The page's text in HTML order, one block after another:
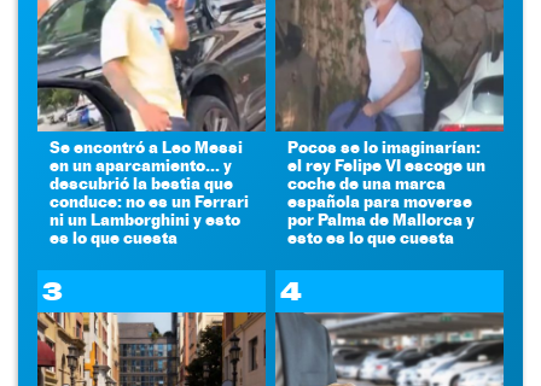
Se encontró a Leo Messi
en un aparcamiento... y
descubrió la bestia que
conduce: no es un Ferrari
ni un Lamborghini y esto
es lo que cuesta
Pocos se lo imaginarían:
el rey Felipe VI escoge un
coche de una marca
española para moverse
por Palma de Mallorca y
esto es lo que cuesta
3 4